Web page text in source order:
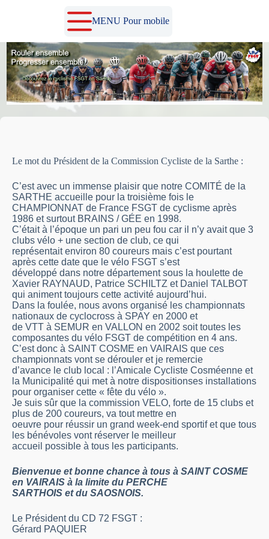
MENU Pour mobile
Le mot du Président de la Commission Cycliste de la Sarthe :
C’est avec un immense plaisir que notre COMITÉ de la
SARTHE accueille pour la troisième fois le
CHAMPIONNAT de France FSGT de cyclisme après
1986 et surtout BRAINS / GÉE en 1998.
C’était à l’époque un pari un peu fou car il n’y avait que 3
clubs vélo + une section de club, ce qui
représentait environ 80 coureurs mais c’est pourtant
après cette date que le vélo FSGT s’est
développé dans notre département sous la houlette de
Xavier RAYNAUD, Patrice SCHILTZ et Daniel TALBOT
qui animent toujours cette activité aujourd’hui.
Dans la foulée, nous avons organisé les championnats
nationaux de cyclocross à SPAY en 2000 et
de VTT à SEMUR en VALLON en 2002 soit toutes les
composantes du vélo FSGT de compétition en 4 ans.
C’est donc à SAINT COSME en VAIRAIS que ces
championnats vont se dérouler et je remercie
d’avance le club local : l’Amicale Cycliste Cosméenne et
la Municipalité qui met à notre dispositionses installations
pour organiser cette « fête du vélo ».
Je suis sûr que la commission VELO, forte de 15 clubs et
plus de 200 coureurs, va tout mettre en
oeuvre pour réussir un grand week-end sportif et que tous
les bénévoles vont réserver le meilleur
accueil possible à tous les participants.
Bienvenue et bonne chance à tous à SAINT COSME
en VAIRAIS à la limite du PERCHE
SARTHOIS et du SAOSNOIS.
Le Président du CD 72 FSGT :
Gérard PAQUIER